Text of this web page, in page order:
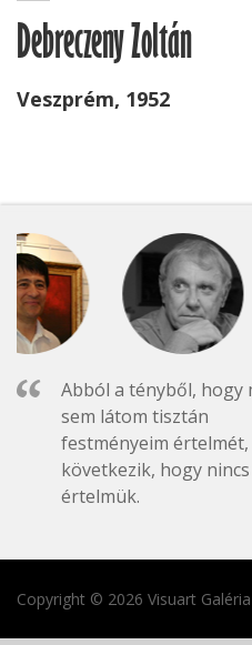
Debreczeny Zoltán
Veszprém, 1952
Abból a tényből, hogy
sem látom tisztán
festményeim értelmét,
következik, hogy nincs
értelmük.
Copyright © 2026 Visuart